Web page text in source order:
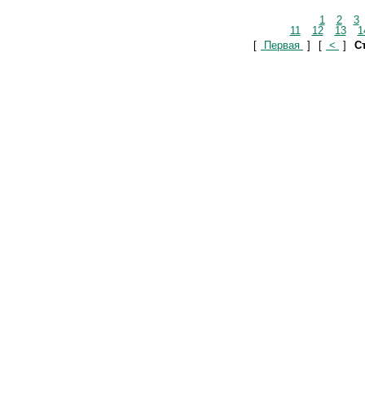
1 2
3
11
12 13
[
Первая ] [ < ]